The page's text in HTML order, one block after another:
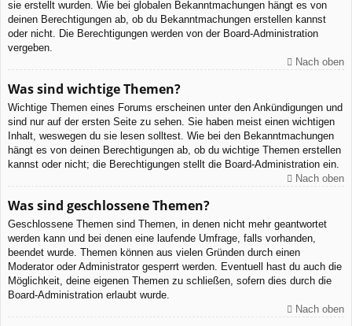
sie erstellt wurden. Wie bei globalen Bekanntmachungen hängt es von
deinen Berechtigungen ab, ob du Bekanntmachungen erstellen kannst
oder nicht. Die Berechtigungen werden von der Board-Administration
vergeben.
Nach oben
Was sind wichtige Themen?
Wichtige Themen eines Forums erscheinen unter den Ankündigungen und
sind nur auf der ersten Seite zu sehen. Sie haben meist einen wichtigen
Inhalt, weswegen du sie lesen solltest. Wie bei den Bekanntmachungen
hängt es von deinen Berechtigungen ab, ob du wichtige Themen erstellen
kannst oder nicht; die Berechtigungen stellt die Board-Administration ein.
Nach oben
Was sind geschlossene Themen?
Geschlossene Themen sind Themen, in denen nicht mehr geantwortet
werden kann und bei denen eine laufende Umfrage, falls vorhanden,
beendet wurde. Themen können aus vielen Gründen durch einen
Moderator oder Administrator gesperrt werden. Eventuell hast du auch die
Möglichkeit, deine eigenen Themen zu schließen, sofern dies durch die
Board-Administration erlaubt wurde.
Nach oben